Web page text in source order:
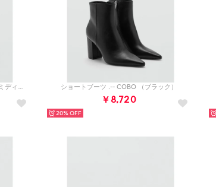
レザーショートブーツ .-- PACIFICO （ミディアムブラウン） ショートブーツ .-- COBO （ブラック）
￥8,720
20%